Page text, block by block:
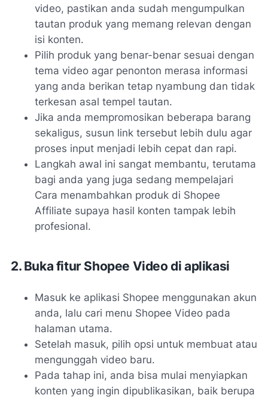
video, pastikan anda sudah mengumpulkan
tautan produk yang memang relevan dengan
isi konten.
Pilih produk yang benar-benar sesuai dengan
tema video agar penonton merasa informasi
yang anda berikan tetap nyambung dan tidak
terkesan asal tempel tautan.
Jika anda mempromosikan beberapa barang
sekaligus, susun link tersebut lebih dulu agar
proses input menjadi lebih cepat dan rapi.
Langkah awal ini sangat membantu, terutama
bagi anda yang juga sedang mempelajari
Cara menambahkan produk di Shopee
Affiliate supaya hasil konten tampak lebih
profesional.
2. Buka fitur Shopee Video di aplikasi
Masuk ke aplikasi Shopee menggunakan akun
anda, lalu cari menu Shopee Video pada
halaman utama.
Setelah masuk, pilih opsi untuk membuat atau
mengunggah video baru.
Pada tahap ini, anda bisa mulai menyiapkan
konten yang ingin dipublikasikan, baik berupa